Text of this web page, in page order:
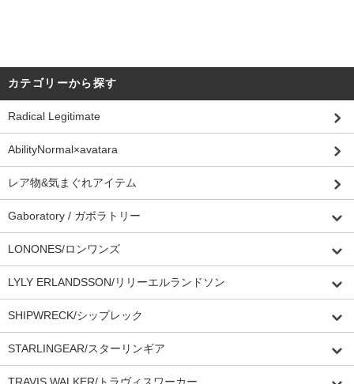
カテゴリーから探す
Radical Legitimate
AbilityNormal×avatara
レア物&気まぐれアイテム
Gaboratory / ガボラトリー
LONONES/ロンワンズ
LYLY ERLANDSSON/リリーエルランドソン
SHIPWRECK/シップレック
STARLINGEAR/スターリンギア
TRAVIS WALKER/トラヴィスワーカー